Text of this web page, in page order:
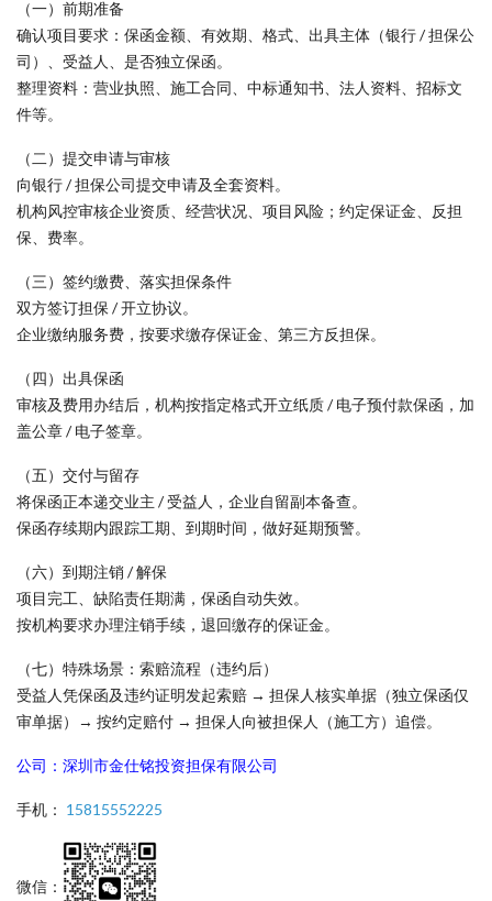
（一）前期准备
确认项目要求：保函金额、有效期、格式、出具主体（银行 / 担保公
司）、受益人、是否独立保函。
整理资料：营业执照、施工合同、中标通知书、法人资料、招标文
件等。
（二）提交申请与审核
向银行 / 担保公司提交申请及全套资料。
机构风控审核企业资质、经营状况、项目风险；约定保证金、反担
保、费率。
（三）签约缴费、落实担保条件
双方签订担保 / 开立协议。
企业缴纳服务费，按要求缴存保证金、第三方反担保。
（四）出具保函
审核及费用办结后，机构按指定格式开立纸质 / 电子预付款保函，加
盖公章 / 电子签章。
（五）交付与留存
将保函正本递交业主 / 受益人，企业自留副本备查。
保函存续期内跟踪工期、到期时间，做好延期预警。
（六）到期注销 / 解保
项目完工、缺陷责任期满，保函自动失效。
按机构要求办理注销手续，退回缴存的保证金。
（七）特殊场景：索赔流程（违约后）
受益人凭保函及违约证明发起索赔 → 担保人核实单据（独立保函仅
审单据）→ 按约定赔付 → 担保人向被担保人（施工方）追偿。
公司：深圳市金仕铭投资担保有限公司
手机： 15815552225
微信：